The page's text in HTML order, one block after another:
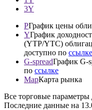
3Y
PГрафик цены
YГрафик
(YTP/YTC)
доступно по ссылке
G-spreadГрафик G-
по ссылке
MapКарта рынка
Все торговые
Последние данные на